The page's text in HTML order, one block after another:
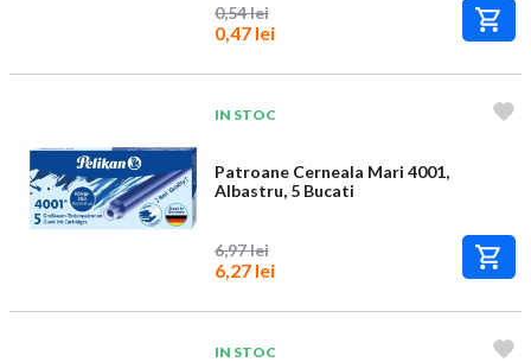
0,54 lei
0,47 lei
IN STOC
Patroane Cerneala Mari 4001,
Albastru, 5 Bucati
6,97 lei
6,27 lei
IN STOC